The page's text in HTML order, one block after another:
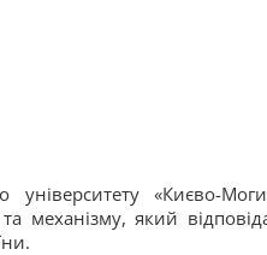
університету «Києво-
механізму, який